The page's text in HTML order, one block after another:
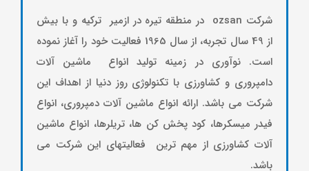
شرکت ozsan در منطقه تیره در ازمیر ترکیه و با بیش
از 49 سال تجربه، از سال 1965 فعالیت خود را آغاز نموده
است. نوآوری در زمینه تولید انواع ماشین آلات
دامپروری و کشاورزی با تکنولوژی روز دنیا از اهداف این
شرکت می باشد. ارائه انواع ماشین آلات دمپروری، انواع
فیدر میسکرها، کود پخش کن ها، تریلرها، انواع ماشین
آلات کشاورزی از مهم ترین فعالیتهای این شرکت می
باشد.